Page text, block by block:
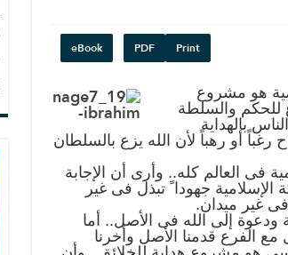
Print
PDF
eBook
هو مشروع
والسلطة
بالهداية
أو رهباً لأن الله يزع بالسلطان
فى العالم كله.. وأرى أن الإجابة
جهودا ً تبذل فى غير
غير ميدان.
إلى الله فى الأصل.. أما
الفرع قدمنا الأصل وأخرنا